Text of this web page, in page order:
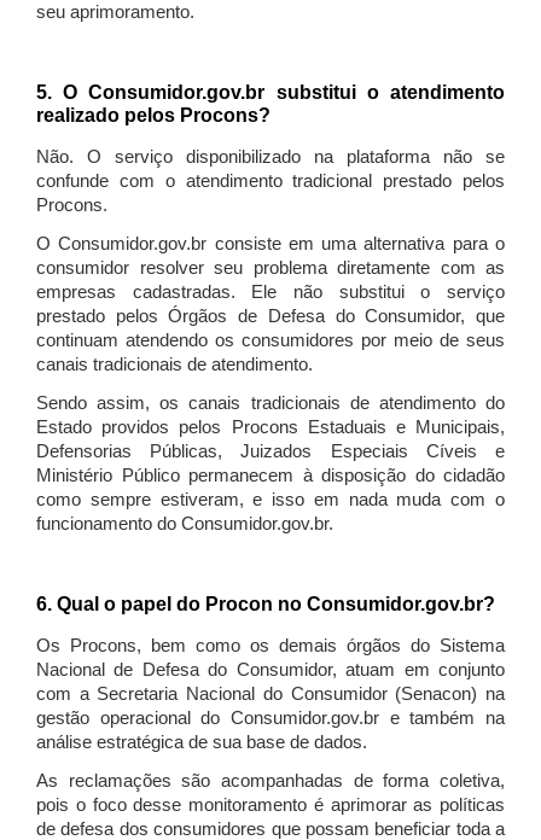
seu aprimoramento.
5. O Consumidor.gov.br substitui o atendimento
realizado pelos Procons?
Não. O serviço disponibilizado na plataforma não se
confunde com o atendimento tradicional prestado pelos
Procons.
O Consumidor.gov.br consiste em uma alternativa para o
consumidor resolver seu problema diretamente com as
empresas cadastradas. Ele não substitui o serviço
prestado pelos Órgãos de Defesa do Consumidor, que
continuam atendendo os consumidores por meio de seus
canais tradicionais de atendimento.
Sendo assim, os canais tradicionais de atendimento do
Estado providos pelos Procons Estaduais e Municipais,
Defensorias Públicas, Juizados Especiais Cíveis e
Ministério Público permanecem à disposição do cidadão
como sempre estiveram, e isso em nada muda com o
funcionamento do Consumidor.gov.br.
6. Qual o papel do Procon no Consumidor.gov.br?
Os Procons, bem como os demais órgãos do Sistema
Nacional de Defesa do Consumidor, atuam em conjunto
com a Secretaria Nacional do Consumidor (Senacon) na
gestão operacional do Consumidor.gov.br e também na
análise estratégica de sua base de dados.
As reclamações são acompanhadas de forma coletiva,
pois o foco desse monitoramento é aprimorar as políticas
de defesa dos consumidores que possam beneficiar toda a